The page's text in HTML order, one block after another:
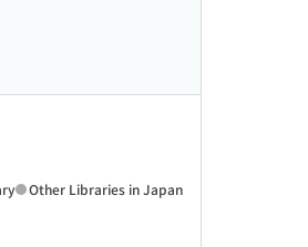
Other Libraries in Japan